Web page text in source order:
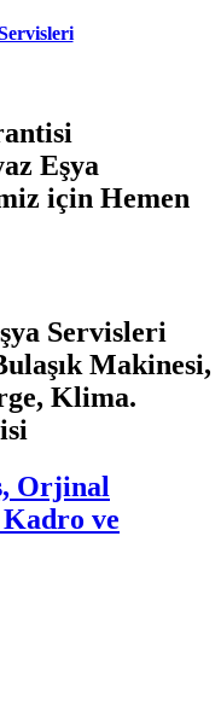
Eşya
için Hemen
Servisleri
Makinesi,
Klima.
Orjinal
ve